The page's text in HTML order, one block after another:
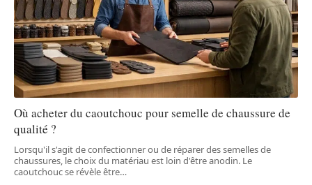
Où acheter du caoutchouc pour semelle de chaussure de
qualité ?
Lorsqu'il s'agit de confectionner ou de réparer des semelles de
chaussures, le choix du matériau est loin d'être anodin. Le
caoutchouc se révèle être…